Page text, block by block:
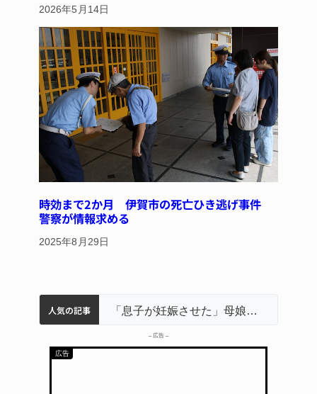
2026年5月14日
時効まで2か月 伊賀市の死亡ひき逃げ事件
警察が情報求める
2025年8月29日
人気の記事
名張市水道料金47％値上げへ 答申案、審議会で大筋まとまる
器物損壊容疑で83歳女逮捕 伊賀署
中学校の陶壁モニュメント 地元建設会社がボランティアで清掃 伊賀
名張市立病院のDMAT、熊本地震の被災地へ 能登以来3回目の派遣 「息子が妊娠させた」母娘だまされ400万円詐欺被害 名張
– 広告 –